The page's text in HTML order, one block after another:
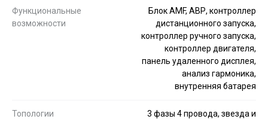
Функциональные
возможности
Блок AMF, АВР, контроллер
дистанционного запуска,
контроллер ручного запуска,
контроллер двигателя,
панель удаленного дисплея,
анализ гармоника,
внутренняя батарея
Топологии
3 фазы 4 провода, звезда и